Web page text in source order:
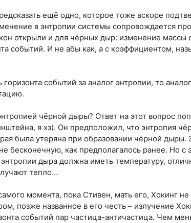
ещё одно, которое тоже вскоре
в энтропии системы сопровождается
открыли и для чёрных дыр: изменение массы
событий. И не абы как, а с коэффициентом,
горизонта событий за аналог энтропии, то
чёрной дыры? Ответ на этот вопрос
я хз). Он предположил, что энтропия
была утеряна при образовании чёрной дыры.
бесконечную, как предполагалось ранее. Но с
дыра должна иметь температуру,
тепло…
момента, пока Стивен, мать его, Хокинг
позже названное в его честь – излучение
событий пар частица-античастица. Чем